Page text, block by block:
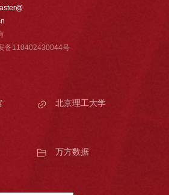
备110402430044号
北京理工大学
万方数据